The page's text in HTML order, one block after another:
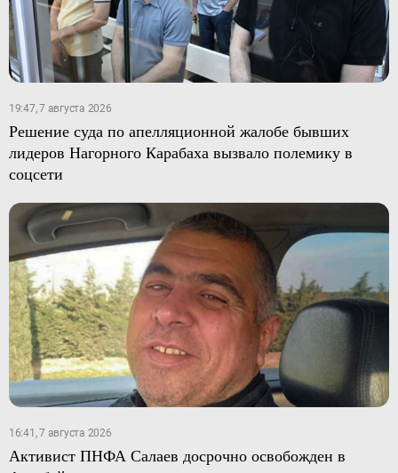
19:47, 7 августа 2026
Решение суда по апелляционной жалобе бывших
лидеров Нагорного Карабаха вызвало полемику в
соцсети
16:41, 7 августа 2026
Активист ПНФА Салаев досрочно освобожден в